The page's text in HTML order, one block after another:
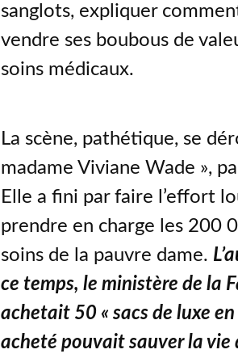
sanglots, expliquer
vendre ses boubous de
soins médicaux.
La scène, pathétique, se
madame Viviane Wade »,
Elle a fini par faire l’effort
prendre en charge les 200
soins de la pauvre dame.
ce temps, le ministère de la
achetait 50 « sacs de luxe
acheté pouvait sauver la vie